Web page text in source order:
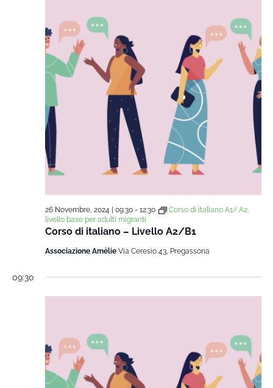
Corso di italiano – Livello A2/B1
26 Novembre, 2024 | 09:30- 12:30
Corso di italiano A1/ A2,
livello base per adulti migranti
Associazione Amélie Via Ceresio 43, Pregassona
09:30